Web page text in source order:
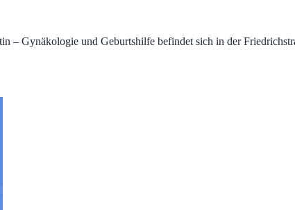
– Gynäkologie und Geburtshilfe befindet sich in der